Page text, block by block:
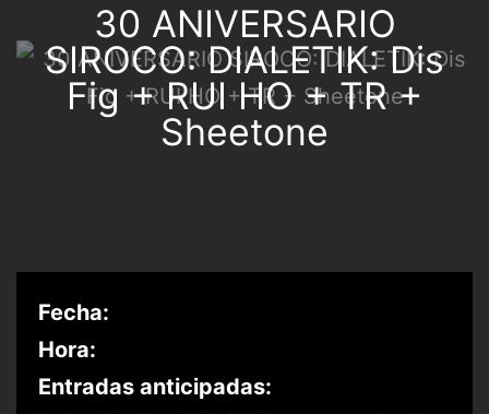
30 ANIVERSARIO
SIROCO: DIALETIK: Dis
Fig + RUI HO + TR +
Sheetone
Fecha:
Hora:
Entradas anticipadas: